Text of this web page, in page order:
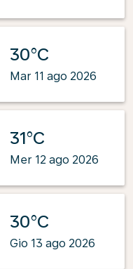
30°C
Mar 11 ago 2026
31°C
Mer 12 ago 2026
30°C
Gio 13 ago 2026